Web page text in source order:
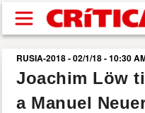
Pasar al contenido
buscar
SUCESOS
RUSIA-2018 - 02/1/18 - 10:30
Joachim Löw
a Manuel